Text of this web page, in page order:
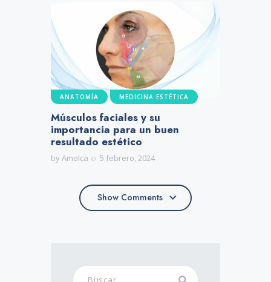
ANATOMÍA MEDICINA ESTÉTICA
Músculos faciales y su
importancia para un buen
resultado estético
byAmolca 5 febrero, 2024
Show Comments